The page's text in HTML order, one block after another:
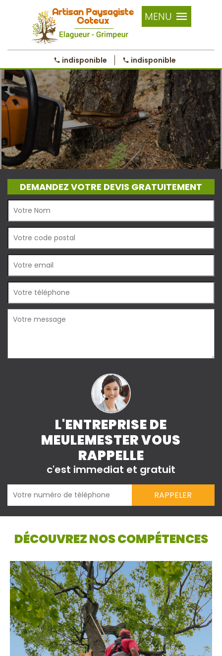
MENU
indisponible indisponible
DEMANDEZ VOTRE DEVIS GRATUITEMENT
L'ENTREPRISE DE
MEULEMESTER VOUS
RAPPELLE
c'est immediat et gratuit
DÉCOUVREZ NOS COMPÉTENCES